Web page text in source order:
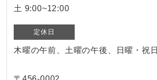
土 9:00~12:00
定休日
木曜の午前、土曜の午後、日曜・祝日